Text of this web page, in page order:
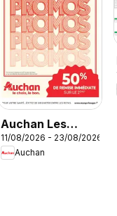
Auchan Les
promos du
moment
11/08/2026 - 23/08/2026
Auchan